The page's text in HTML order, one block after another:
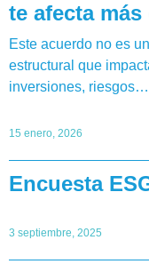
te afecta
Este acuerdo no es
estructural que
inversiones, riesgos…
15 enero, 2026
Encuesta
3 septiembre, 2025